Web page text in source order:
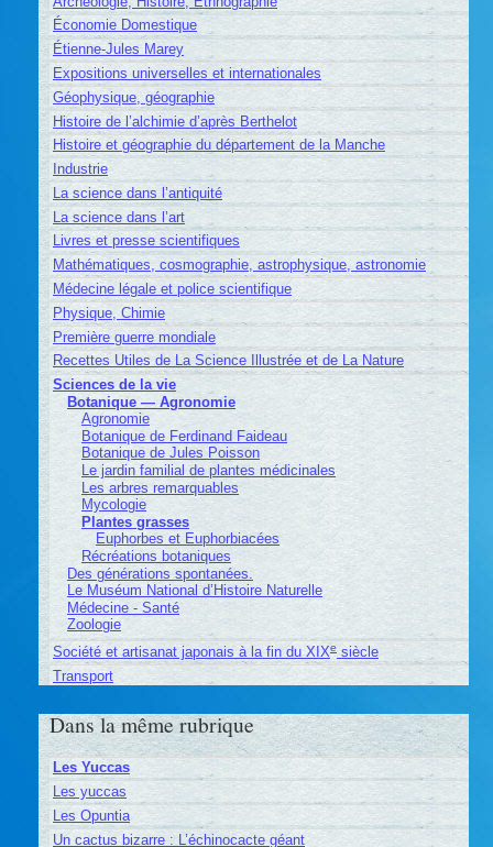
Économie Domestique
Étienne-Jules Marey
Expositions universelles et internationales
Géophysique, géographie
Histoire de l’alchimie d’après Berthelot
Histoire et géographie du département de la Manche
Industrie
La science dans l’antiquité
La science dans l’art
Livres et presse scientifiques
Mathématiques, cosmographie, astrophysique, astronomie
Médecine légale et police scientifique
Physique, Chimie
Première guerre mondiale
Recettes Utiles de La Science Illustrée et de La Nature
Sciences de la vie
Botanique — Agronomie
Agronomie
Botanique de Ferdinand Faideau
Botanique de Jules Poisson
Le jardin familial de plantes médicinales
Les arbres remarquables
Mycologie
Plantes grasses
Euphorbes et Euphorbiacées
Récréations botaniques
Des générations spontanées.
Le Muséum National d’Histoire Naturelle
Médecine - Santé
Zoologie
Société et artisanat japonais à la fin du XIXesiècle
Transport
Dans la même rubrique
Les Yuccas
Les yuccas
Les Opuntia
Un cactus bizarre : L’échinocacte géant